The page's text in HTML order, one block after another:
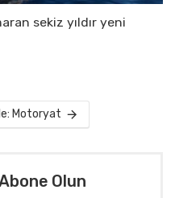
sekiz yıldır yeni
Motoryat
Olun